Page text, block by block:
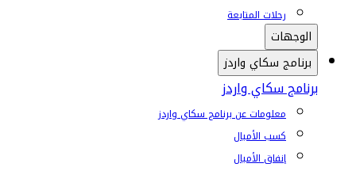
رحلات المتابعة
الوجهات
برنامج سكاي واردز
برنامج سكاي واردز
معلومات عن برنامج سكاي واردز
كسب الأميال
إنفاق الأميال